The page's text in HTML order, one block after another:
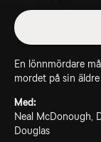
En lönnmördare
mordet på sin äldre
Med:
Neal McDonough,
Douglas